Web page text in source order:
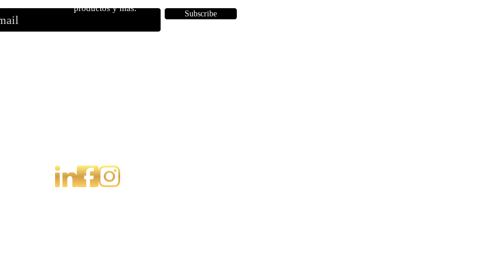
Subscribe
productos y más.